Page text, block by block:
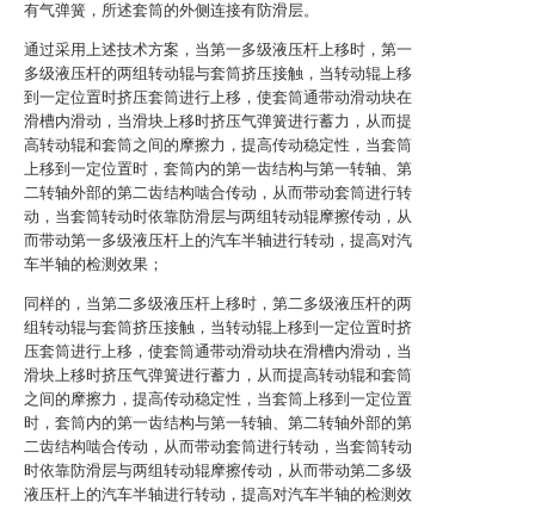
有气弹簧，所述套筒的外侧连接有防滑层。
通过采用上述技术方案，当第一多级液压杆上移时，第一
多级液压杆的两组转动辊与套筒挤压接触，当转动辊上移
到一定位置时挤压套筒进行上移，使套筒通带动滑动块在
滑槽内滑动，当滑块上移时挤压气弹簧进行蓄力，从而提
高转动辊和套筒之间的摩擦力，提高传动稳定性，当套筒
上移到一定位置时，套筒内的第一齿结构与第一转轴、第
二转轴外部的第二齿结构啮合传动，从而带动套筒进行转
动，当套筒转动时依靠防滑层与两组转动辊摩擦传动，从
而带动第一多级液压杆上的汽车半轴进行转动，提高对汽
车半轴的检测效果；
同样的，当第二多级液压杆上移时，第二多级液压杆的两
组转动辊与套筒挤压接触，当转动辊上移到一定位置时挤
压套筒进行上移，使套筒通带动滑动块在滑槽内滑动，当
滑块上移时挤压气弹簧进行蓄力，从而提高转动辊和套筒
之间的摩擦力，提高传动稳定性，当套筒上移到一定位置
时，套筒内的第一齿结构与第一转轴、第二转轴外部的第
二齿结构啮合传动，从而带动套筒进行转动，当套筒转动
时依靠防滑层与两组转动辊摩擦传动，从而带动第二多级
液压杆上的汽车半轴进行转动，提高对汽车半轴的检测效